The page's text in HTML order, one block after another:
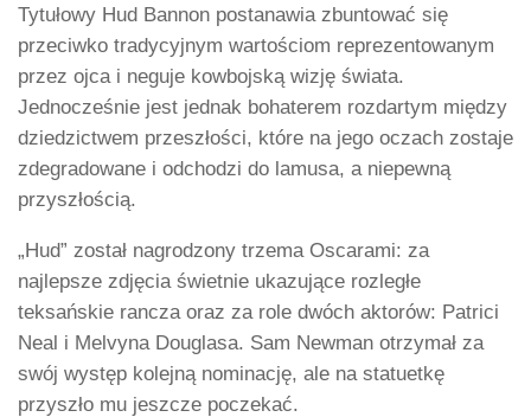
Tytułowy Hud Bannon postanawia zbuntować się
przeciwko tradycyjnym wartościom reprezentowanym
przez ojca i neguje kowbojską wizję świata.
Jednocześnie jest jednak bohaterem rozdartym między
dziedzictwem przeszłości, które na jego oczach zostaje
zdegradowane i odchodzi do lamusa, a niepewną
przyszłością.
„Hud” został nagrodzony trzema Oscarami: za
najlepsze zdjęcia świetnie ukazujące rozległe
teksańskie rancza oraz za role dwóch aktorów: Patrici
Neal i Melvyna Douglasa. Sam Newman otrzymał za
swój występ kolejną nominację, ale na statuetkę
przyszło mu jeszcze poczekać.